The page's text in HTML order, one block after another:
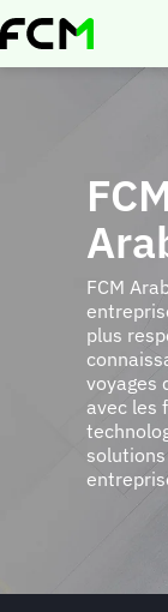
Aller
au
FCM
plus
voyages
avec les